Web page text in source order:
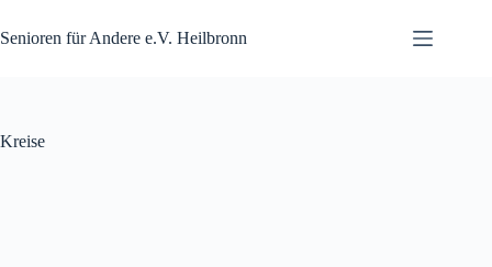
Inhalt
springen
Senioren für Andere e.V. Heilbronn
Kreise